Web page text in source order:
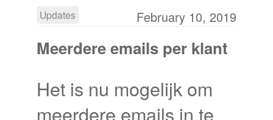
Updates February 10, 2019
Meerdere emails per klant
Het is nu mogelijk om
meerdere emails in te